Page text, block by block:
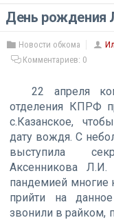
День рождения
Новости обкома
Комментариев: 0
22 апреля
отделения КПРФ
с.Казанское,
дату вождя. С
выступила
Аксенникова Л.И.
пандемией многие
прийти на
звонили в райком,